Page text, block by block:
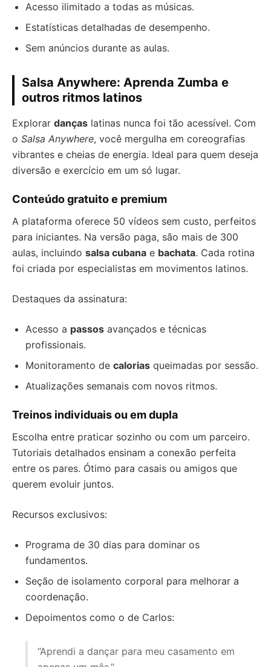
Acesso ilimitado a todas as músicas.
Estatísticas detalhadas de desempenho.
Sem anúncios durante as aulas.
Salsa Anywhere: Aprenda Zumba e
outros ritmos latinos
Explorar danças latinas nunca foi tão acessível. Com
o Salsa Anywhere, você mergulha em coreografias
vibrantes e cheias de energia. Ideal para quem deseja
diversão e exercício em um só lugar.
Conteúdo gratuito e premium
A plataforma oferece 50 vídeos sem custo, perfeitos
para iniciantes. Na versão paga, são mais de 300
aulas, incluindo salsa cubana e bachata. Cada rotina
foi criada por especialistas em movimentos latinos.
Destaques da assinatura:
Acesso a passos avançados e técnicas
profissionais.
Monitoramento de calorias queimadas por sessão.
Atualizações semanais com novos ritmos.
Treinos individuais ou em dupla
Escolha entre praticar sozinho ou com um parceiro.
Tutoriais detalhados ensinam a conexão perfeita
entre os pares. Ótimo para casais ou amigos que
querem evoluir juntos.
Recursos exclusivos:
Programa de 30 dias para dominar os
fundamentos.
Seção de isolamento corporal para melhorar a
coordenação.
Depoimentos como o de Carlos:
“Aprendi a dançar para meu casamento em